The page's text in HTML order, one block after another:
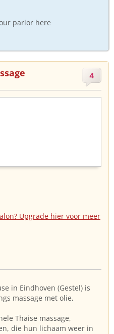
parlor here
4
Upgrade hier voor meer
in Eindhoven (Gestel) is
massage met olie,
Thaise massage,
die hun lichaam weer in